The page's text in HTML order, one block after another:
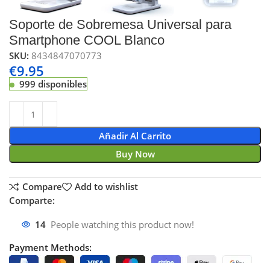
Soporte de Sobremesa Universal para
Smartphone COOL Blanco
SKU:8434847070773
€9.95
999 disponibles
Añadir Al Carrito
Buy Now
Compare
Add to wishlist
Comparte:
14 People watching this product now!
Payment Methods: